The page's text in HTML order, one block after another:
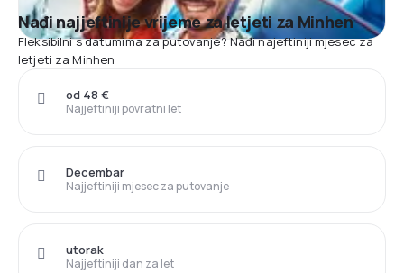
Nađi najjeftinije vrijeme za letjeti za Minhen
Fleksibilni s datumima za putovanje? Nađi najeftiniji mjesec za
letjeti za Minhen
Najjeftiniji povratni let
od 48 €
Najjeftiniji mjesec za putovanje
Decembar
Najjeftiniji dan za let
utorak